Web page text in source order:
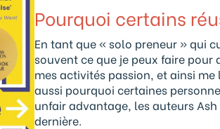
Pourquoi certains
En tant que « solo preneur » qui
souvent ce que je peux faire
mes activités passion, et ainsi
aussi pourquoi certaines
unfair advantage, les auteurs
dernière.